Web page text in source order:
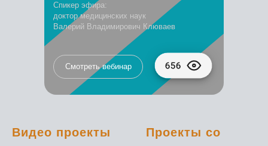
Смотреть вебинар
Спикер эфира:
доктор медицинских наук
Валерий Владимирович Клюваев
Видео проекты
Проекты со